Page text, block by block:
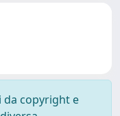
da copyright e